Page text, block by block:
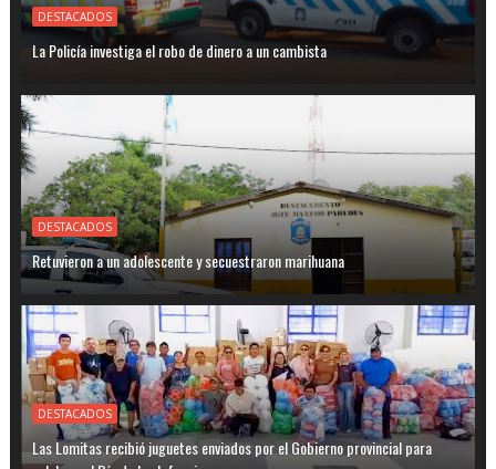
DESTACADOS
La Policía investiga el robo de dinero a un cambista
DESTACADOS
Retuvieron a un adolescente y secuestraron marihuana
DESTACADOS
Las Lomitas recibió juguetes enviados por el Gobierno provincial para